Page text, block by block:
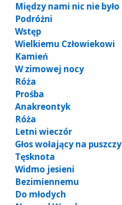
Między nami nic nie było
Podróżni
Wstęp
Wielkiemu Człowiekowi
Kamień
W zimowej nocy
Róża
Prośba
Anakreontyk
Róża
Letni wieczór
Głos wołający na puszczy
Tęsknota
Widmo jesieni
Bezimiennemu
Do młodych